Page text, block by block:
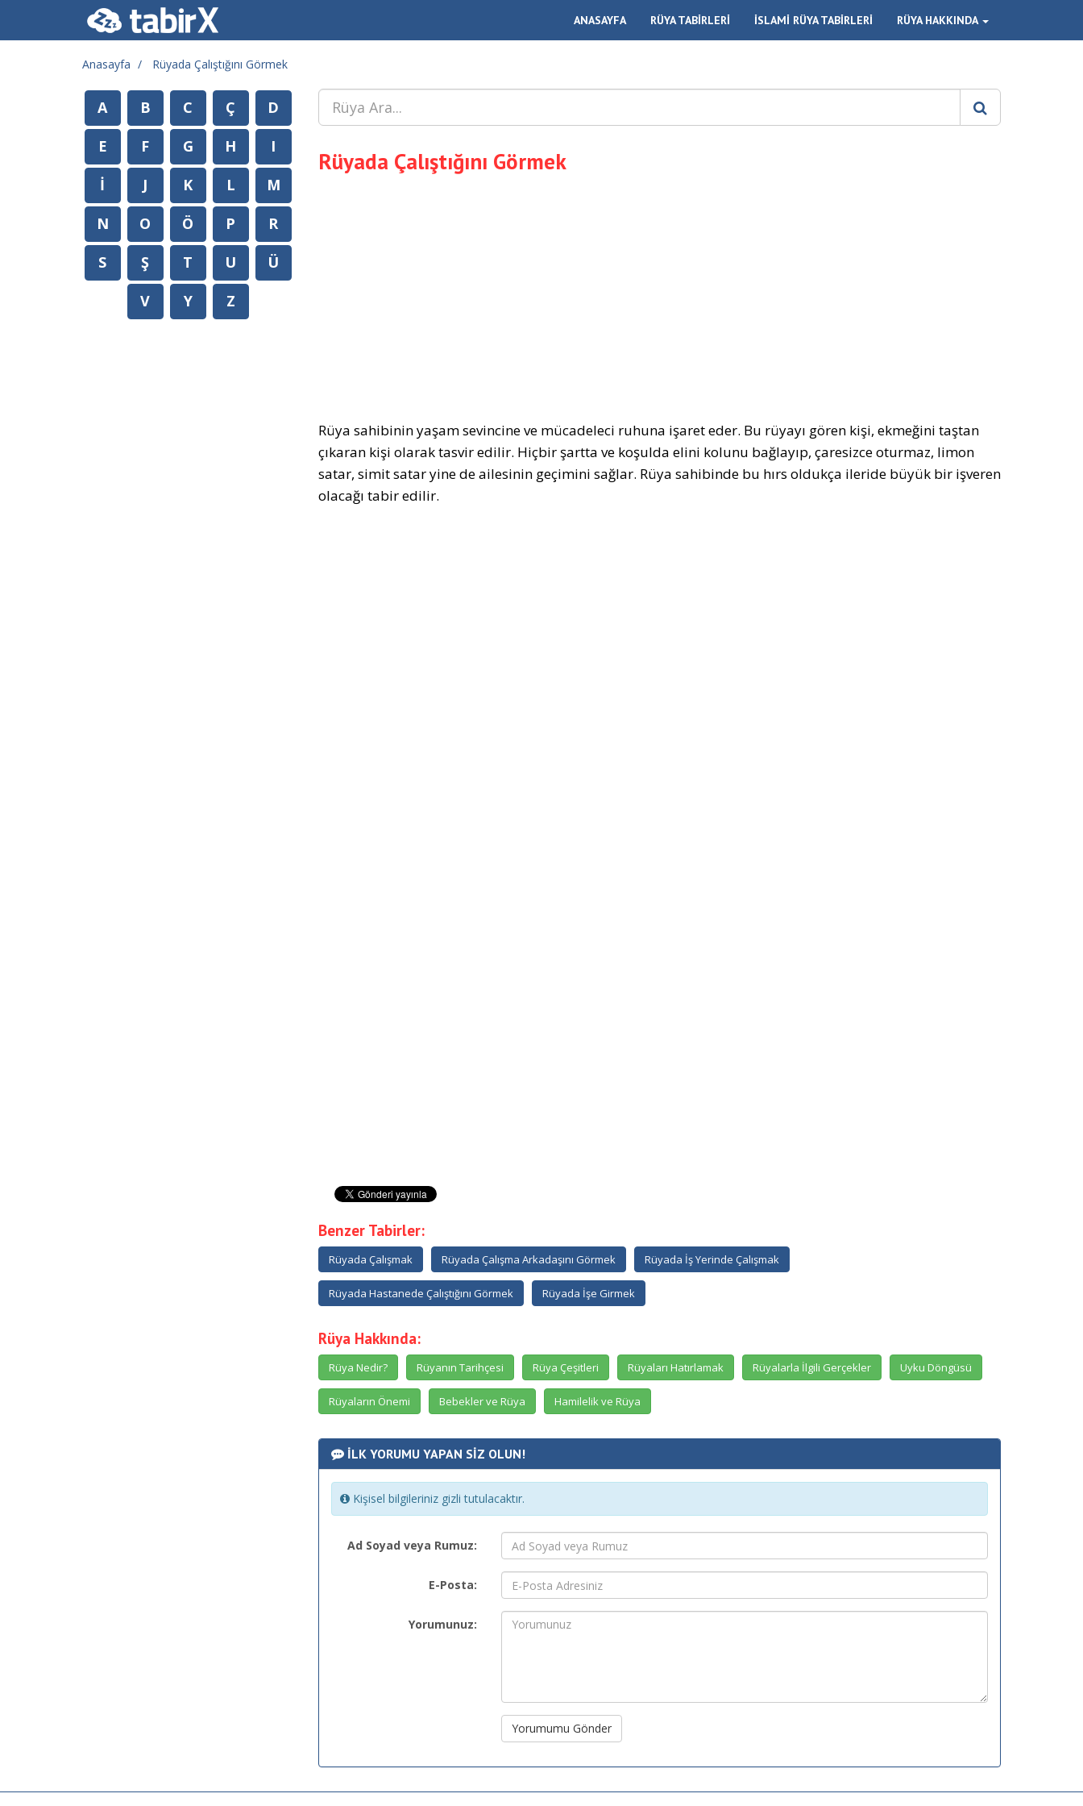
ANASAYFA RÜYA TABİRLERİ İSLAMİ RÜYA TABİRLERİ RÜYA HAKKINDA
Anasayfa Rüyada Çalıştığını Görmek
Rüyada Çalıştığını Görmek
Rüya sahibinin yaşam sevincine ve mücadeleci ruhuna işaret eder. Bu rüyayı gören kişi, ekmeğini taştan
çıkaran kişi olarak tasvir edilir. Hiçbir şartta ve koşulda elini kolunu bağlayıp, çaresizce oturmaz, limon
satar, simit satar yine de ailesinin geçimini sağlar. Rüya sahibinde bu hırs oldukça ileride büyük bir işveren
olacağı tabir edilir.
Benzer Tabirler:
Rüyada Çalışmak Rüyada Çalışma Arkadaşını Görmek Rüyada İş Yerinde Çalışmak
Rüyada Hastanede Çalıştığını Görmek Rüyada İşe Girmek
Rüya Hakkında:
Rüya Nedir? Rüyanın Tarihçesi Rüya Çeşitleri Rüyaları Hatırlamak Rüyalarla İlgili Gerçekler Uyku Döngüsü
Rüyaların Önemi Bebekler ve Rüya Hamilelik ve Rüya
İLK YORUMU YAPAN SİZ OLUN!
Kişisel bilgileriniz gizli tutulacaktır.
Ad Soyad veya Rumuz:
E-Posta:
Yorumunuz:
Yorumumu Gönder
A B C Ç
D
E
F G H
I
İ
J K L
M
N
O Ö P
R
S
Ş T U
Ü
V
Y Z